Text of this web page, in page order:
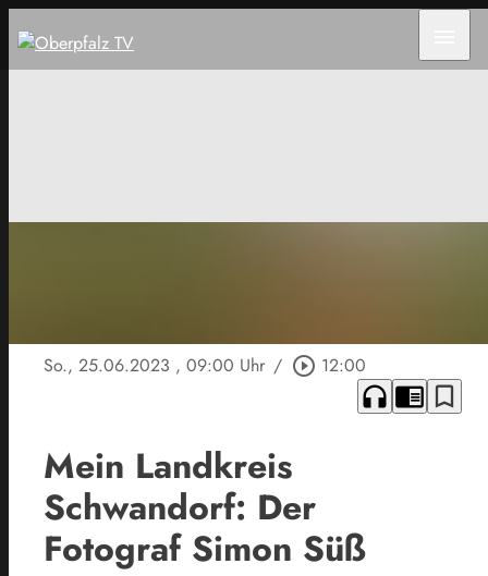
So., 25.06.2023 , 09:00 Uhr / play_circle_outline 12:00
headphones chrome_reader_mode bookmark_border
Mein Landkreis
Schwandorf: Der
Fotograf Simon Süß